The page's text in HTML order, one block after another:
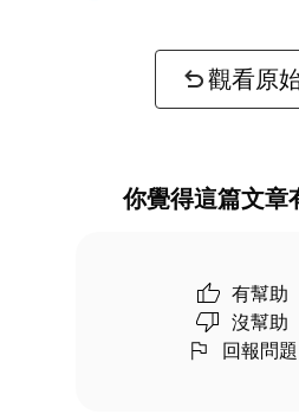
觀看原
你覺得這篇文章
有幫助
沒幫助
回報問題